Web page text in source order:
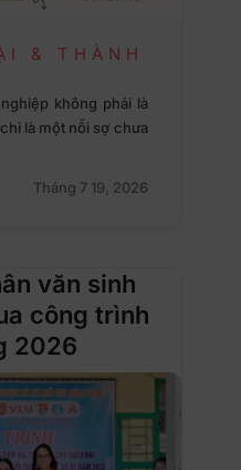
& THÀNH
không phải là
là một nỗi sợ chưa
Tháng 7 19, 2026
văn sinh
công trình
2026